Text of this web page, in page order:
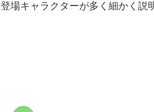
登場キャラクターが多く細かく説